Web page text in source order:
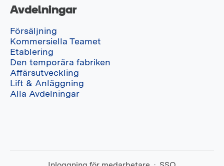
Avdelningar
Försäljning
Kommersiella Teamet
Etablering
Den temporära fabriken
Affärsutveckling
Lift & Anläggning
Alla Avdelningar